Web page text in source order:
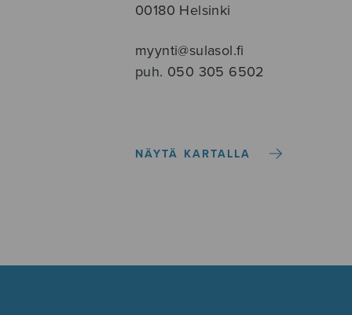
00180 Helsinki
myynti@sulasol.fi
puh. 050 305 6502
NÄYTÄ KARTALLA